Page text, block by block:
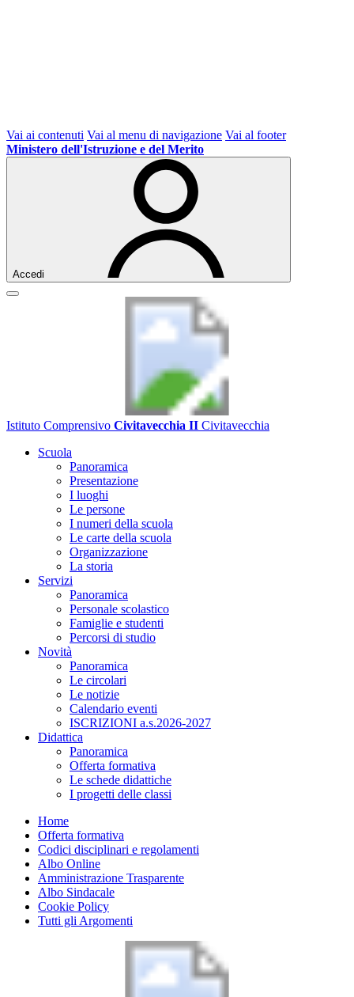
Vai ai contenuti Vai al menu di navigazione Vai al footer
Ministero dell'Istruzione e del Merito
Accedi
Istituto Comprensivo Civitavecchia II Civitavecchia
Scuola
Panoramica
Presentazione
I luoghi
Le persone
I numeri della scuola
Le carte della scuola
Organizzazione
La storia
Servizi
Panoramica
Personale scolastico
Famiglie e studenti
Percorsi di studio
Novità
Panoramica
Le circolari
Le notizie
Calendario eventi
ISCRIZIONI a.s.2026-2027
Didattica
Panoramica
Offerta formativa
Le schede didattiche
I progetti delle classi
Home
Offerta formativa
Codici disciplinari e regolamenti
Albo Online
Amministrazione Trasparente
Albo Sindacale
Cookie Policy
Tutti gli Argomenti